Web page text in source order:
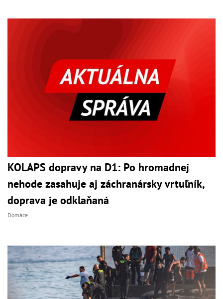
KOLAPS dopravy na D1: Po hromadnej
nehode zasahuje aj záchranársky vrtuľník,
doprava je odklaňaná
Domáce